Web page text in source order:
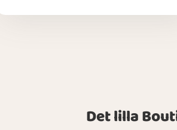
Det lilla